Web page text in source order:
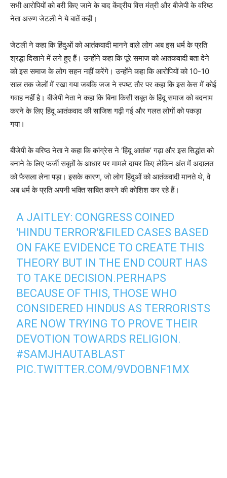
सभी आरोपियों को बरी किए जाने के बाद केंद्रीय वित्त मंत्री और बीजेपी के वरिष्ठ
नेता अरुण जेटली ने ये बातें कही।
जेटली ने कहा कि हिंदुओं को आतंकवादी मानने वाले लोग अब इस धर्म के प्रति
श्रद्धा दिखाने में लगे हुए हैं। उन्होंने कहा कि पूरे समाज को आतंकवादी बता देने
को इस समाज के लोग सहन नहीं करेंगे। उन्होंने कहा कि आरोपियों को 10-10
साल तक जेलों में रखा गया जबकि जज ने स्पष्ट तौर पर कहा कि इस केस में कोई
गवाह नहीं है। बीजेपी नेता ने कहा कि बिना किसी सबूत के हिंदू समाज को बदनाम
करने के लिए हिंदू आतंकवाद की साजिश गढ़ी गई और गलत लोगों को पकड़ा
गया।
बीजेपी के वरिष्ठ नेता ने कहा कि कांग्रेस ने ‘हिंदू आतंक’ गढ़ा और इस सिद्धांत को
बनाने के लिए फर्जी सबूतों के आधार पर मामले दायर किए लेकिन अंत में अदालत
को फैसला लेना पड़ा। इसके कारण, जो लोग हिंदुओं को आतंकवादी मानते थे, वे
अब धर्म के प्रति अपनी भक्ति साबित करने की कोशिश कर रहे हैं।
A JAITLEY: CONGRESS COINED
'HINDU TERROR'&FILED CASES BASED
ON FAKE EVIDENCE TO CREATE THIS
THEORY BUT IN THE END COURT HAS
TO TAKE DECISION.PERHAPS
BECAUSE OF THIS, THOSE WHO
CONSIDERED HINDUS AS TERRORISTS
ARE NOW TRYING TO PROVE THEIR
DEVOTION TOWARDS RELIGION.
#SAMJHAUTABLAST
PIC.TWITTER.COM/9VDOBNF1MX